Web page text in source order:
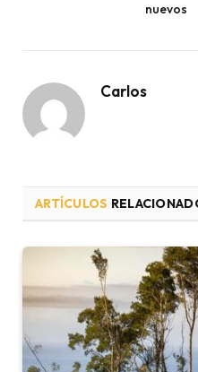
nuevos
Carlos
ARTÍCULOS